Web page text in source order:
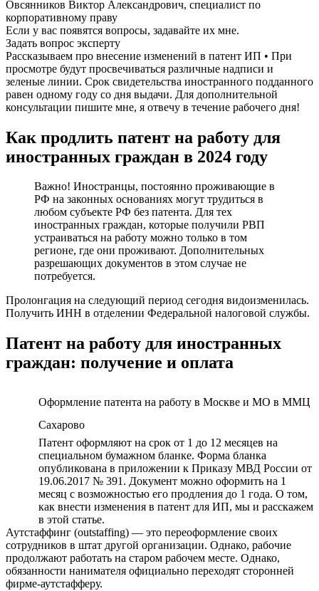
Овсянников Виктор Александрович, специалист по
корпоративному праву
Если у вас появятся вопросы, задавайте их мне.
Задать вопрос эксперту
Рассказываем про внесение изменений в патент ИП • При
просмотре будут просвечиваться различные надписи и
зеленые линии. Срок свидетельства иностранного подданного
равен одному году со дня выдачи. Для дополнительной
консультации пишите мне, я отвечу в течение рабочего дня!
Как продлить патент на работу для
иностранных граждан в 2024 году
Важно! Иностранцы, постоянно проживающие в
РФ на законных основаниях могут трудиться в
любом субъекте РФ без патента. Для тех
иностранных граждан, которые получили РВП
устраиваться на работу можно только в том
регионе, где они проживают. Дополнительных
разрешающих документов в этом случае не
потребуется.
Пролонгация на следующий период сегодня видоизменилась.
Получить ИНН в отделении Федеральной налоговой службы.
Патент на работу для иностранных
граждан: получение и оплата
Оформление патента на работу в Москве и МО в ММЦ
Сахарово
Патент оформляют на срок от 1 до 12 месяцев на
специальном бумажном бланке. Форма бланка
опубликована в приложении к Приказу МВД России от
19.06.2017 № 391. Документ можно оформить на 1
месяц с возможностью его продления до 1 года. О том,
как внести изменения в патент для ИП, мы и расскажем
в этой статье.
Аутстаффинг (outstaffing) — это переоформление своих
сотрудников в штат другой организации. Однако, рабочие
продолжают работать на старом рабочем месте. Однако,
обязанности нанимателя официально переходят сторонней
фирме-аутстафферу.